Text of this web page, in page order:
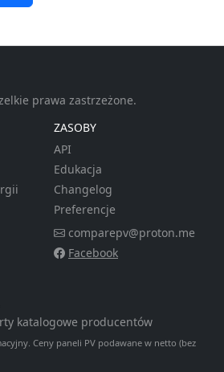
prawa zastrzeżone.
ZASOBY
API
Edukacja
Changelog
Preferencje
comparepv@proton.me
Facebook
katalogowe producentów
Ceny paneli PV podawane w netto (bez